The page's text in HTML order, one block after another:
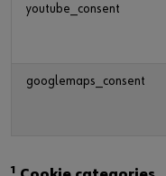
youtube_consent
googlemaps_consent
1